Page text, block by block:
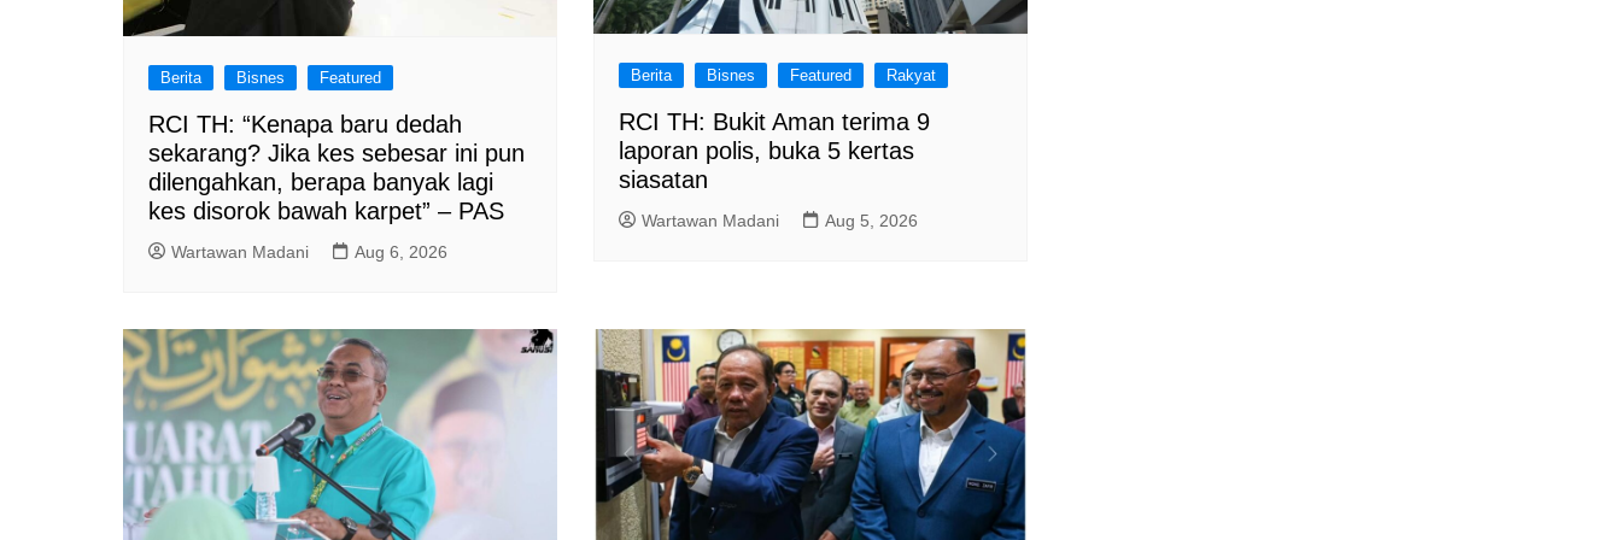
Berita Bisnes Featured
RCI TH: “Kenapa baru dedah
sekarang? Jika kes sebesar ini pun
dilengahkan, berapa banyak lagi
kes disorok bawah karpet” – PAS
Wartawan Madani Aug 6, 2026
Berita Bisnes Featured Rakyat
RCI TH: Bukit Aman terima 9
laporan polis, buka 5 kertas
siasatan
Wartawan Madani Aug 5, 2026